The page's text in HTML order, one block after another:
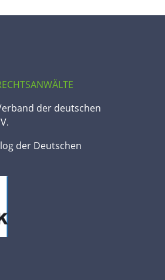
der deutschen
der Deutschen